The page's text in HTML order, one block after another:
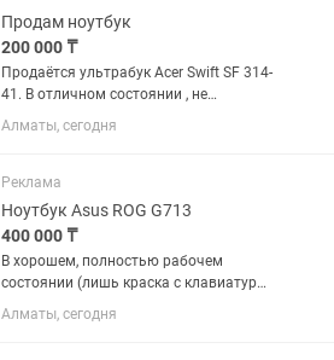
скрытых...
Продам ноутбук
200 000 ₸
Продаётся ультрабук Acer Swift SF 314-
41. В отличном состоянии , не
ремонтировался никогда 100%.В
комплекте есть зарядное устройство и
для ноутбука. Торг не большой....
Алматы, сегодня
Реклама
Ноутбук Asus ROG G713
400 000 ₸
В хорошем, полностью рабочем
состоянии (лишь краска с клавиатуры
сошла). Спецификация на третьей
фотке, подробнее поищите в Гугле
Алматы, сегодня